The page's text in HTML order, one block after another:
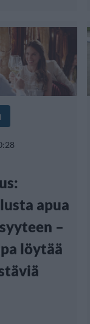
apua
–
löytää